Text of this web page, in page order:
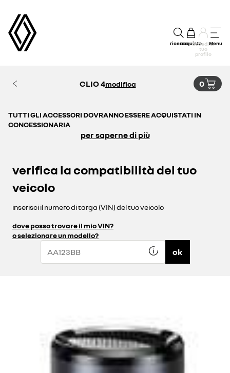
ricercaacquistoaccedi al
tuo
profilo
Menu
CLIO 4modifica 0
TUTTI GLI ACCESSORI DOVRANNO ESSERE ACQUISTATI IN
CONCESSIONARIA
per saperne di più
verifica la compatibilità del tuo
veicolo
inserisci il numero di targa (VIN) del tuo veicolo
dove posso trovare il mio VIN?
o selezionare un modello?
ok